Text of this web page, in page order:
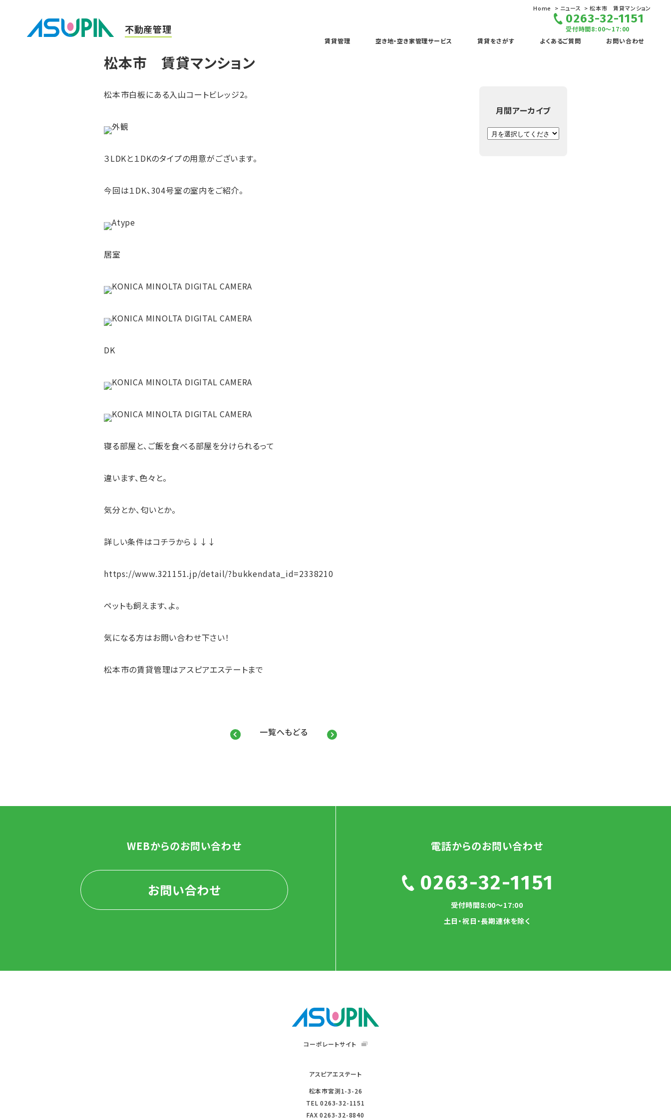
不動産管理
賃貸管理 空き地・空き家管理サービス 賃貸をさがす よくあるご質問 お問い合わせ
0263-32-1151
受付時間8:00～17:00
Home ニュース 松本市 賃貸マンション
松本市 賃貸マンション
松本市白板にある入山コートビレッジ2。
３LDKと１DKのタイプの用意がございます。
今回は１DK、304号室の室内をご紹介。
居室
DK
寝る部屋と、ご飯を食べる部屋を分けられるって
違います、色々と。
気分とか、匂いとか。
詳しい条件はコチラから↓↓↓
https://www.321151.jp/detail/?bukkendata_id=2338210
ペットも飼えます、よ。
気になる方はお問い合わせ下さい！
松本市の賃貸管理はアスピアエステートまで
一覧へもどる
月間アーカイブ
WEBからのお問い合わせ
お問い合わせ
電話からのお問い合わせ
0263-32-1151
受付時間8:00～17:00
土日・祝日・長期連休を除く
コーポレートサイト
アスピアエステート
松本市宮渕1-3-26
TEL0263-32-1151
FAX0263-32-8840